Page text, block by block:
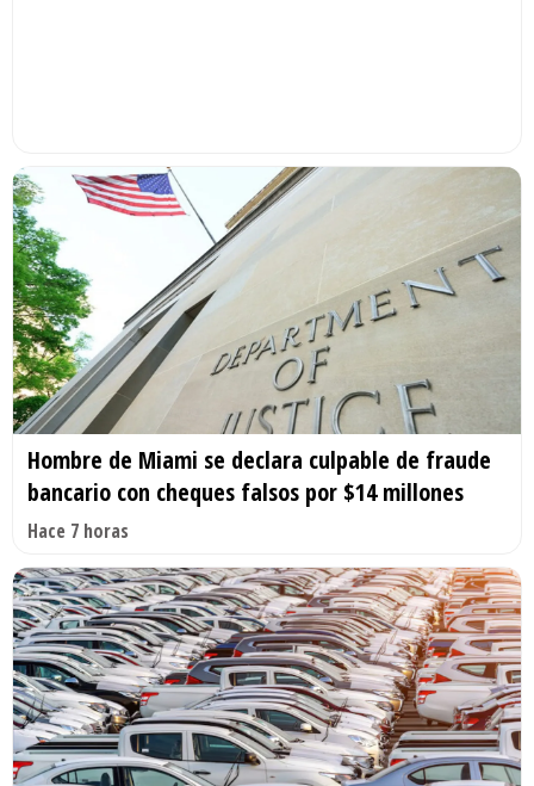
Hombre de Miami se declara culpable de fraude
bancario con cheques falsos por $14 millones
Hace 7 horas